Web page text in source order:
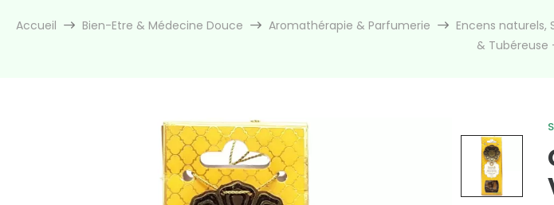
Accueil Bien-Etre & Médecine Douce Aromathérapie & Parfumerie Encens naturels,
& Tubéreuse